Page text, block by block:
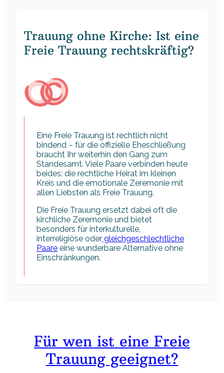
Trauung ohne Kirche: Ist eine
Freie Trauung rechtskräftig?
Eine Freie Trauung ist rechtlich nicht
bindend – für die offizielle Eheschließung
braucht Ihr weiterhin den Gang zum
Standesamt. Viele Paare verbinden heute
beides: die rechtliche Heirat im kleinen
Kreis und die emotionale Zeremonie mit
allen Liebsten als Freie Trauung.
Die Freie Trauung ersetzt dabei oft die
kirchliche Zeremonie und bietet
besonders für interkulturelle,
interreligiöse oder gleichgeschlechtliche
Paare eine wunderbare Alternative ohne
Einschränkungen.
Für wen ist eine Freie
Trauung geeignet?